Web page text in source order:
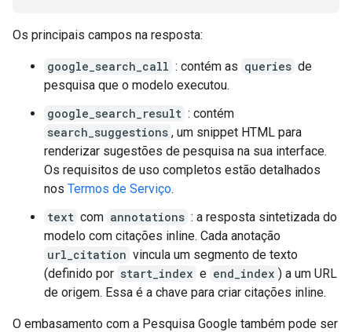
Os principais campos na resposta:
google_search_call : contém as queries de
pesquisa que o modelo executou.
google_search_result : contém
search_suggestions , um snippet HTML para
renderizar sugestões de pesquisa na sua interface.
Os requisitos de uso completos estão detalhados
nos Termos de Serviço.
text com annotations : a resposta sintetizada do
modelo com citações inline. Cada anotação
url_citation vincula um segmento de texto
(definido por start_index e end_index ) a um URL
de origem. Essa é a chave para criar citações inline.
O embasamento com a Pesquisa Google também pode ser